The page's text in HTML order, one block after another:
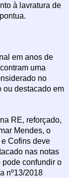
à lavratura de
em anos de
uma
no
ou destacado em
RE, reforçado,
Mendes, o
Cofins deve
nas notas
pode confundir o
nº13/2018